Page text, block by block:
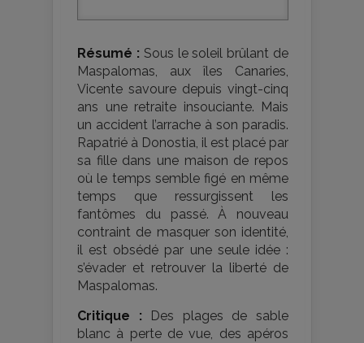
Résumé : Sous le soleil brûlant de
Maspalomas, aux îles Canaries,
Vicente savoure depuis vingt-cinq
ans une retraite insouciante. Mais
un accident l’arrache à son paradis.
Rapatrié à Donostia, il est placé par
sa fille dans une maison de repos
où le temps semble figé en même
temps que ressurgissent les
fantômes du passé. À nouveau
contraint de masquer son identité,
il est obsédé par une seule idée :
s’évader et retrouver la liberté de
Maspalomas.
Critique : Des plages de sable
blanc à perte de vue, des apéros